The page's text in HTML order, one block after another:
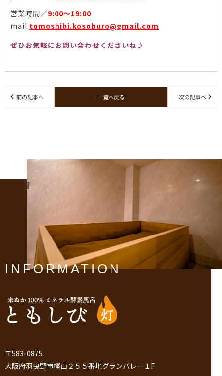
営業時間／9:00〜19:00
mail:tomoshibi.kosoburo@gmail.com
ぜひお気軽にお問い合わせくださいね♪
前の記事へ 一覧へ戻る 次の記事へ
INFORMATION
〒583-0875
大阪府羽曳野市樫山２５５番地グランバレー１F